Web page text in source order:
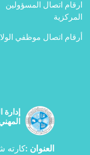
ارقام اتصال المسؤولين
المركزية
أرقام اتصال موظفي
إدارة
العنوان :كارته